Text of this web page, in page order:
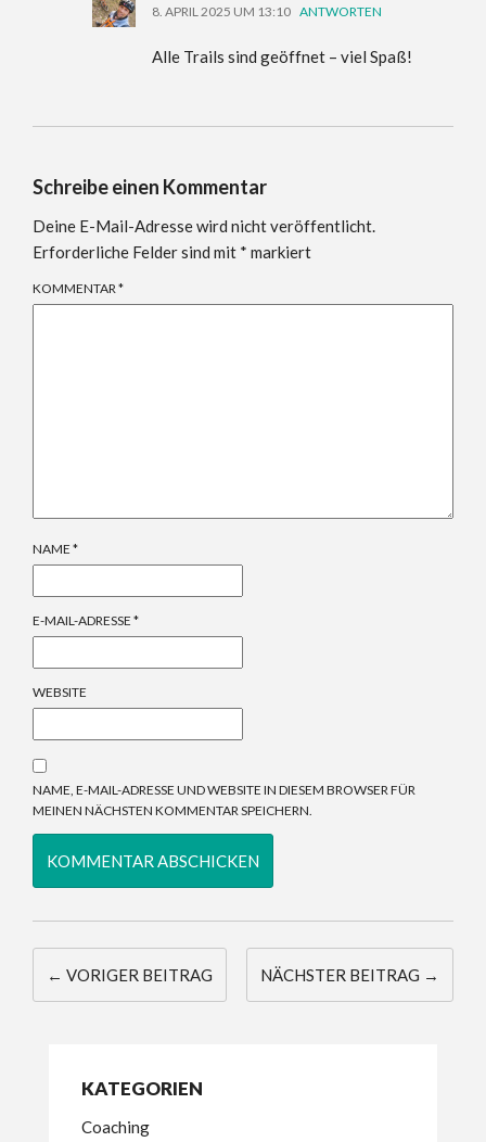
8. APRIL 2025 UM 13:10 ANTWORTEN
Alle Trails sind geöffnet – viel Spaß!
Schreibe einen Kommentar
Deine E-Mail-Adresse wird nicht veröffentlicht.
Erforderliche Felder sind mit * markiert
KOMMENTAR*
NAME *
E-MAIL-ADRESSE *
WEBSITE
NAME, E-MAIL-ADRESSE UND WEBSITE IN DIESEM BROWSER FÜR
MEINEN NÄCHSTEN KOMMENTAR SPEICHERN.
← VORIGER BEITRAG NÄCHSTER BEITRAG →
KATEGORIEN
Coaching